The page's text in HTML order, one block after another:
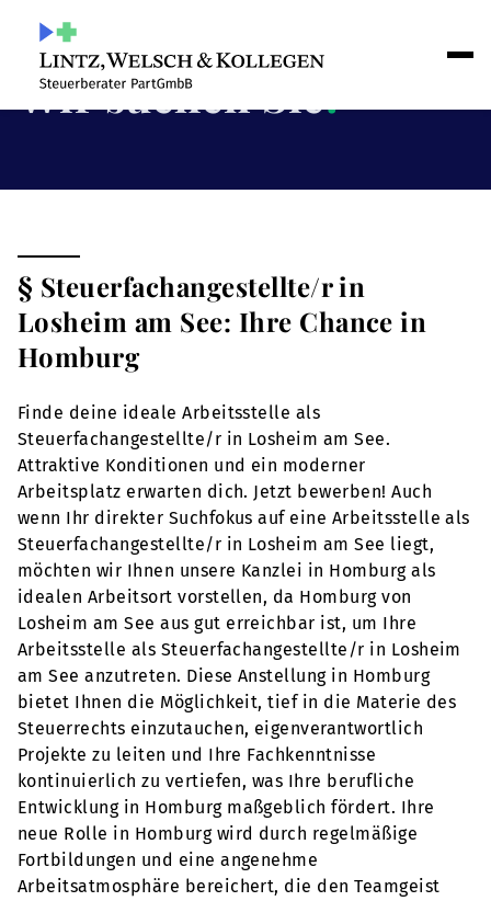
Wir suchen Sie!
§ Steuerfachangestellte/r in
Losheim am See: Ihre Chance in
Homburg
Finde deine ideale Arbeitsstelle als
Steuerfachangestellte/r in Losheim am See.
Attraktive Konditionen und ein moderner
Arbeitsplatz erwarten dich. Jetzt bewerben! Auch
wenn Ihr direkter Suchfokus auf eine Arbeitsstelle als
Steuerfachangestellte/r in Losheim am See liegt,
möchten wir Ihnen unsere Kanzlei in Homburg als
idealen Arbeitsort vorstellen, da Homburg von
Losheim am See aus gut erreichbar ist, um Ihre
Arbeitsstelle als Steuerfachangestellte/r in Losheim
am See anzutreten. Diese Anstellung in Homburg
bietet Ihnen die Möglichkeit, tief in die Materie des
Steuerrechts einzutauchen, eigenverantwortlich
Projekte zu leiten und Ihre Fachkenntnisse
kontinuierlich zu vertiefen, was Ihre berufliche
Entwicklung in Homburg maßgeblich fördert. Ihre
neue Rolle in Homburg wird durch regelmäßige
Fortbildungen und eine angenehme
Arbeitsatmosphäre bereichert, die den Teamgeist